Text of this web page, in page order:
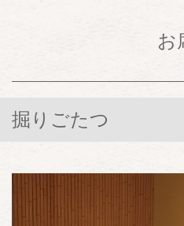
お
掘りごたつ